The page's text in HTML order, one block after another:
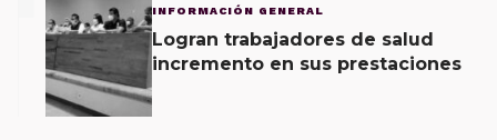
INFORMACIÓN GENERAL
Logran trabajadores de salud
incremento en sus prestaciones